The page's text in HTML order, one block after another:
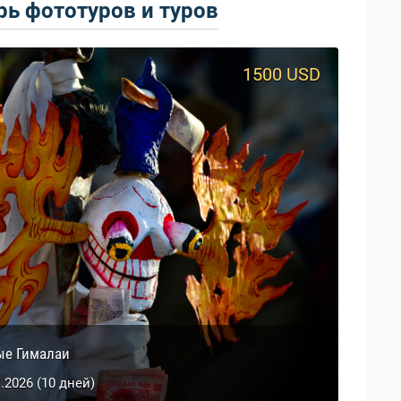
фототуров и туров
Гималаи
(10 дней)
1500 USD
+ ЗТ
(14 дней)
1817 USD